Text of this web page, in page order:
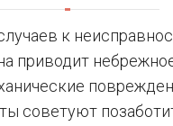
к
приводит
советуют